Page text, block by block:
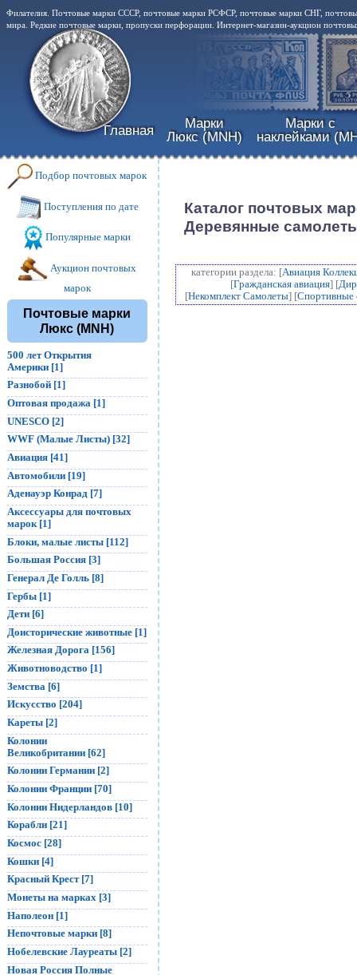
Филателия. Почтовые марки СССР, почтовые марки РСФСР, почтовые марки СНГ,
мира. Редкие почтовые марки, пропуски перфорации. Интернет-магазин-аукцион
Главная
Марки
Люкс (MNH)
Марки с
наклейками
Подбор почтовых марок
Поступления по дате
Популярные марки
Аукцион почтовых
марок
Почтовые марки
Люкс (MNH)
500 лет Открытия
Америки [1]
Разнобой [1]
Оптовая продажа [1]
UNESCO [2]
WWF (Малые Листы) [32]
Авиация [41]
Автомобили [19]
Аденауэр Конрад [7]
Аксессуары для почтовых
марок [1]
Блоки, малые листы [112]
Большая Россия [3]
Генерал Де Голль [8]
Гербы [1]
Дети [6]
Доисторические животные [1]
Железная Дорога [156]
Животноводство [1]
Земства [6]
Искусство [204]
Кареты [2]
Колонии
Великобритании [62]
Колонии Германии [2]
Колонии Франции [70]
Колонии Нидерландов [10]
Корабли [21]
Космос [28]
Кошки [4]
Красный Крест [7]
Монеты на марках [3]
Наполеон [1]
Непочтовые марки [8]
Нобелевские Лауреаты [2]
Новая Россия Полные
Каталог почтовых
Деревянные
категории раздела: [Авиация
[Гражданская авиация] [
[Некомплект Самолеты] [Спортивные